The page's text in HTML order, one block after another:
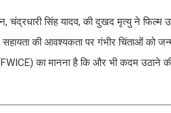
सिंह यादव, की दुखद मृत्यु ने फिल्म
की आवश्यकता पर गंभीर चिंताओं को
का मानना है कि और भी कदम उठाने